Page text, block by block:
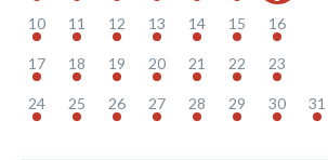
10 11 12 13 14 15 16
17 18 19 20 21 22 23
24 25 26 27 28 29 30 31